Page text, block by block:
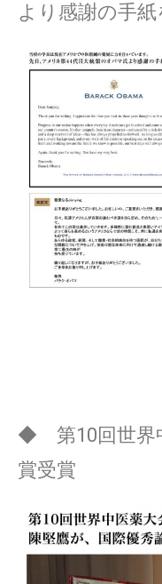
より感謝の手
◆ 第10回世界
賞受賞